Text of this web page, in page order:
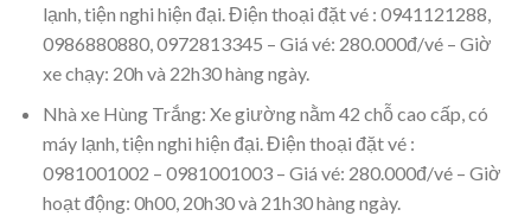
lạnh, tiện nghi hiện đại. Điện thoại đặt vé : 0941121288,
0986880880, 0972813345 – Giá vé: 280.000đ/vé – Giờ
xe chạy: 20h và 22h30 hàng ngày.
Nhà xe Hùng Trắng: Xe giường nằm 42 chỗ cao cấp, có
máy lạnh, tiện nghi hiện đại. Điện thoại đặt vé :
0981001002 – 0981001003 – Giá vé: 280.000đ/vé – Giờ
hoạt động: 0h00, 20h30 và 21h30 hàng ngày.